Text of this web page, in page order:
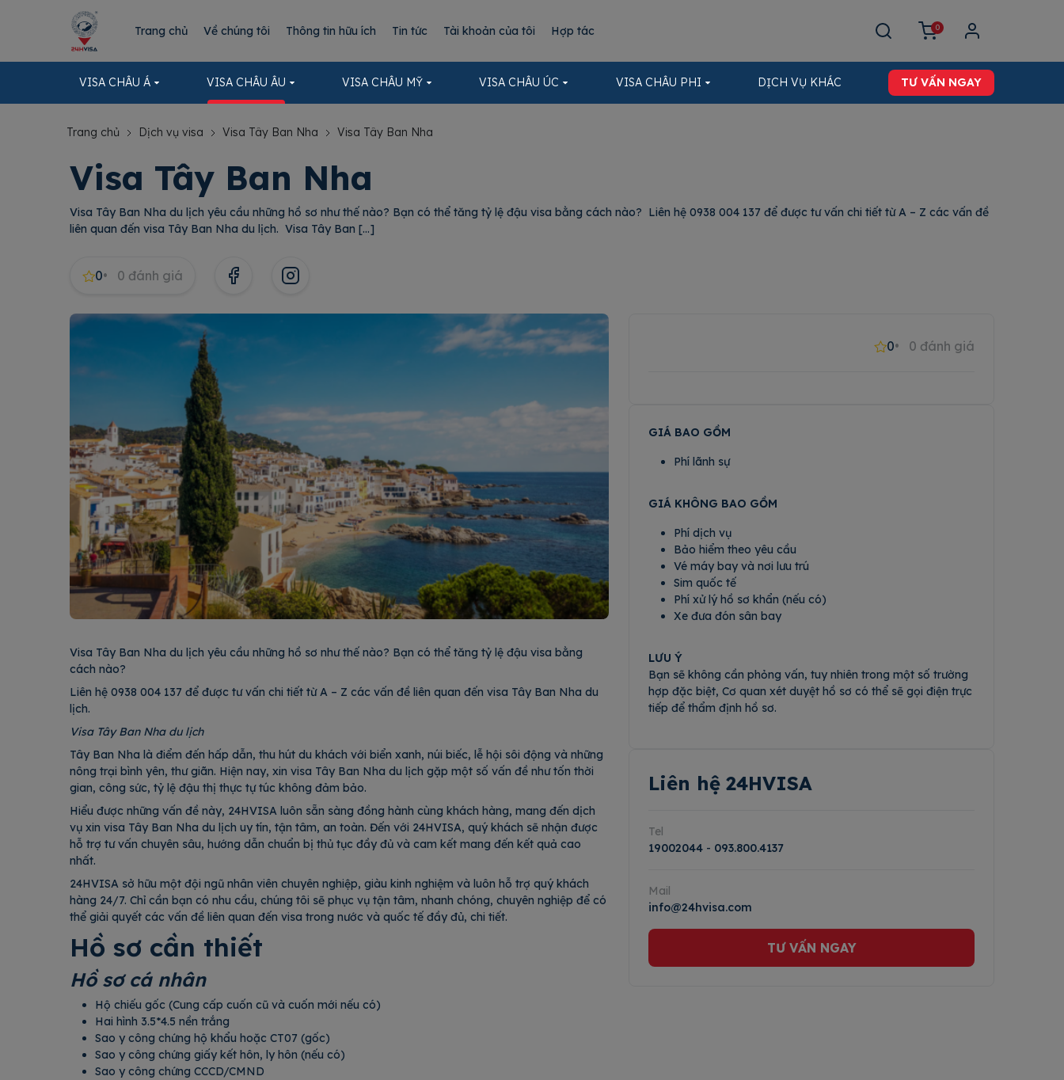
Trang chủ Về chúng tôi Thông tin hữu ích Tin tức Tài khoản của tôi Hợp tác 0
VISA CHÂU Á VISA CHÂU ÂU VISA CHÂU MỸ VISA CHÂU ÚC VISA CHÂU PHI DỊCH VỤ KHÁC TƯ VẤN NGAY
Trang chủ Dịch vụ visa Visa Tây Ban Nha Visa Tây Ban Nha
Visa Tây Ban Nha
Visa Tây Ban Nha du lịch yêu cầu những hồ sơ như thế nào? Bạn có thể tăng tỷ lệ đậu visa bằng cách nào? Liên hệ 0938 004 137 để được tư vấn chi tiết từ A – Z các vấn đề
liên quan đến visa Tây Ban Nha du lịch. Visa Tây Ban […]
0 0 đánh giá
Visa Tây Ban Nha du lịch yêu cầu những hồ sơ như thế nào? Bạn có thể tăng tỷ lệ đậu visa bằng
cách nào?
Liên hệ 0938 004 137 để được tư vấn chi tiết từ A – Z các vấn đề liên quan đến visa Tây Ban Nha du
lịch.
Visa Tây Ban Nha du lịch
Tây Ban Nha là điểm đến hấp dẫn, thu hút du khách với biển xanh, núi biếc, lễ hội sôi động và những
nông trại bình yên, thư giãn. Hiện nay, xin visa Tây Ban Nha du lịch gặp một số vấn đề như tốn thời
gian, công sức, tỷ lệ đậu thị thực tự túc không đảm bảo.
Hiểu được những vấn đề này, 24HVISA luôn sẵn sàng đồng hành cùng khách hàng, mang đến dịch
vụ xin visa Tây Ban Nha du lịch uy tín, tận tâm, an toàn. Đến với 24HVISA, quý khách sẽ nhận được
hỗ trợ tư vấn chuyên sâu, hướng dẫn chuẩn bị thủ tục đầy đủ và cam kết mang đến kết quả cao
nhất.
24HVISA sở hữu một đội ngũ nhân viên chuyên nghiệp, giàu kinh nghiệm và luôn hỗ trợ quý khách
hàng 24/7. Chỉ cần bạn có nhu cầu, chúng tôi sẽ phục vụ tận tâm, nhanh chóng, chuyên nghiệp để có
thể giải quyết các vấn đề liên quan đến visa trong nước và quốc tế đầy đủ, chi tiết.
Hồ sơ cần thiết
Hồ sơ cá nhân
Hộ chiếu gốc (Cung cấp cuốn cũ và cuốn mới nếu có)
Hai hình 3.5*4.5 nền trắng
Sao y công chứng hộ khẩu hoặc CT07 (gốc)
Sao y công chứng giấy kết hôn, ly hôn (nếu có)
Sao y công chứng CCCD/CMND
0 0 đánh giá
GIÁ BAO GỒM
Phí lãnh sự
GIÁ KHÔNG BAO GỒM
Phí dịch vụ
Bảo hiểm theo yêu cầu
Vé máy bay và nơi lưu trú
Sim quốc tế
Phí xử lý hồ sơ khẩn (nếu có)
Xe đưa đón sân bay
LƯU Ý
Bạn sẽ không cần phỏng vấn, tuy nhiên trong một số trường
hợp đặc biệt, Cơ quan xét duyệt hồ sơ có thể sẽ gọi điện trực
tiếp để thẩm định hồ sơ.
Liên hệ 24HVISA
Tel
19002044 - 093.800.4137
Mail
info@24hvisa.com
TƯ VẤN NGAY